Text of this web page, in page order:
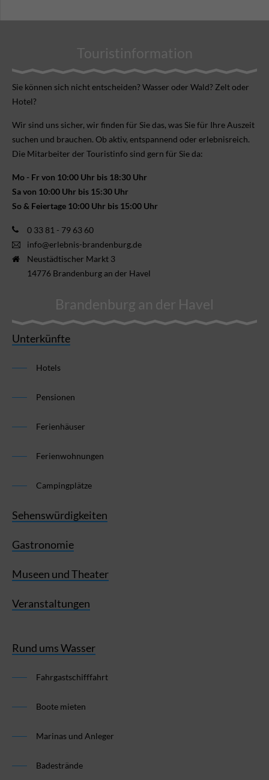
Touristinformation
Sie können sich nicht ent­scheiden? Wasser oder Wald? Zelt oder
Hotel?
Wir sind uns sicher, wir finden für Sie das, was Sie für Ihre Aus­zeit
suchen und brauchen. Ob aktiv, ent­spannend oder erlebnis­reich.
Die Mitarbeiter der Touristinfo sind gern für Sie da:
Mo - Fr von 10:00 Uhr bis 18:30 Uhr
Sa von 10:00 Uhr bis 15:30 Uhr
So & Feiertage 10:00 Uhr bis 15:00 Uhr
0 33 81 - 79 63 60
info@erlebnis-brandenburg.de
Neustädtischer Markt 3
14776 Brandenburg an der Havel
Brandenburg an der Havel
Unterkünfte
Hotels
Pensionen
Ferienhäuser
Ferienwohnungen
Campingplätze
Sehenswürdigkeiten
Gastronomie
Museen und Theater
Veranstaltungen
Rund ums Wasser
Fahrgastschifffahrt
Boote mieten
Marinas und Anleger
Badestrände